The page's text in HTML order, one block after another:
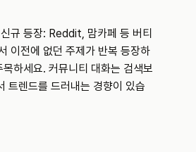
규 등장: Reddit, 맘카페 등 버티
이전에 없던 주제가 반복 등장하
목하세요. 커뮤니티 대화는 검색보
트렌드를 드러내는 경향이 있습